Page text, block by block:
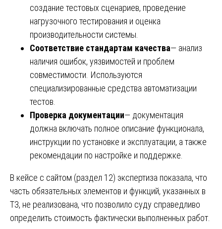
создание тестовых сценариев, проведение
нагрузочного тестирования и оценка
производительности системы.
Соответствие стандартам качества— анализ
наличия ошибок, уязвимостей и проблем
совместимости. Используются
специализированные средства автоматизации
тестов.
Проверка документации— документация
должна включать полное описание функционала,
инструкции по установке и эксплуатации, а также
рекомендации по настройке и поддержке.
В кейсе с сайтом (раздел 12) экспертиза показала, что
часть обязательных элементов и функций, указанных в
ТЗ, не реализована, что позволило суду справедливо
определить стоимость фактически выполненных работ.